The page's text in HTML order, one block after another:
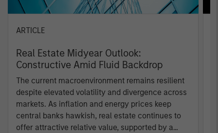
ARTICLE
Real Estate Midyear Outlook:
Constructive Amid Fluid Backdrop
The current macroenvironment remains resilient
despite elevated volatility and divergence across
markets. As inflation and energy prices keep
central banks hawkish, real estate continues to
offer attractive relative value, supported by a